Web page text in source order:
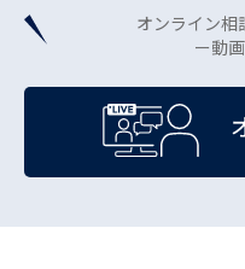
オンライン相
ー動